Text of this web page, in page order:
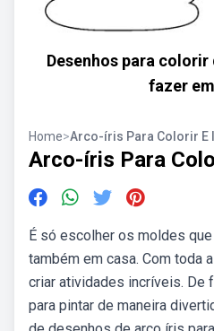
Desenhos para
fazer
Home>Arco-íris Para Colorir E
Arco-íris Para
É só escolher os moldes
também em casa. Com toda
criar atividades incríveis. De
para pintar de maneira